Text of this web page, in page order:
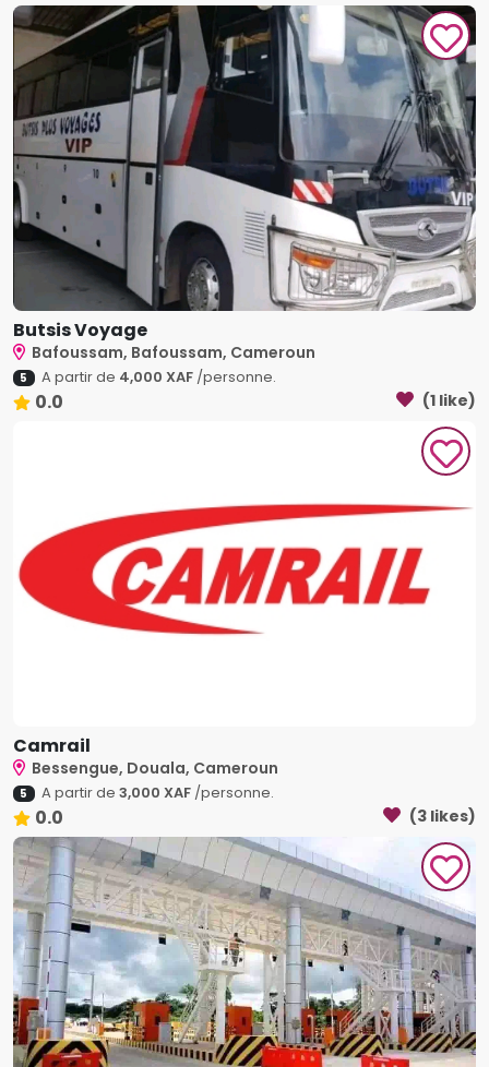
Butsis Voyage
Bafoussam, Bafoussam, Cameroun
5 A partir de 4,000 XAF/personne.
0.0 (1 like)
Camrail
Bessengue, Douala, Cameroun
5 A partir de 3,000 XAF/personne.
0.0 (3 likes)